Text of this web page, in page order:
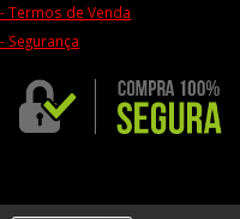
- Termos de Venda
- Segurança